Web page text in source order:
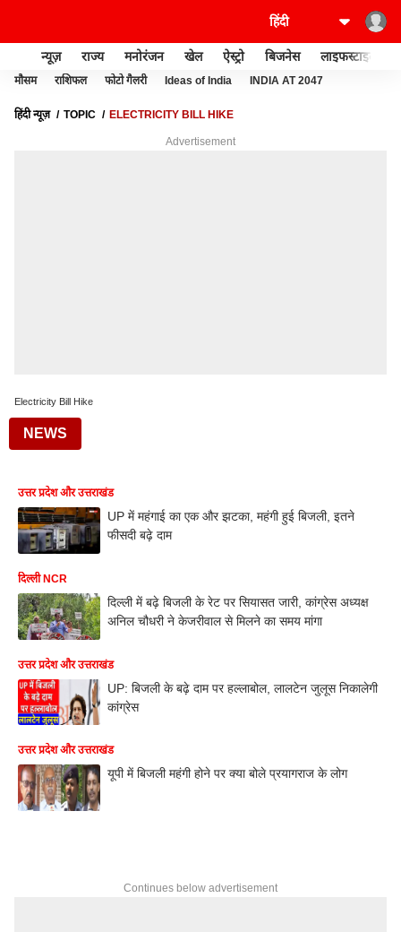
न्यूज़ राज्य मनोरंजन खेल ऐस्ट्रो बिजनेस लाइफस्टाइल
मौसम राशिफल फोटो गैलरी Ideas of India INDIA AT 2047
हिंदी न्यूज़ TOPIC ELECTRICITY BILL HIKE
Advertisement
Electricity Bill Hike
NEWS
उत्तर प्रदेश और उत्तराखंड
UP में महंगाई का एक और झटका, महंगी हुई बिजली, इतने
फीसदी बढ़े दाम
दिल्ली NCR
दिल्ली में बढ़े बिजली के रेट पर सियासत जारी, कांग्रेस अध्यक्ष
अनिल चौधरी ने केजरीवाल से मिलने का समय मांगा
उत्तर प्रदेश और उत्तराखंड
UP: बिजली के बढ़े दाम पर हल्लाबोल, लालटेन जुलूस निकालेगी
कांग्रेस
उत्तर प्रदेश और उत्तराखंड
यूपी में बिजली महंगी होने पर क्या बोले प्रयागराज के लोग
Continues below advertisement